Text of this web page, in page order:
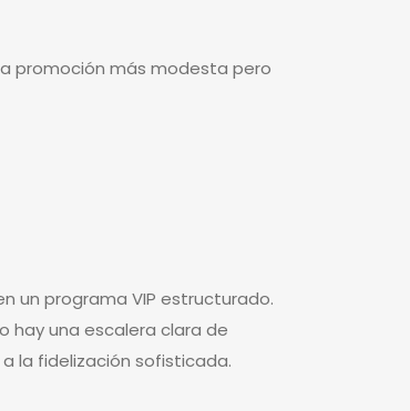
promoción más modesta pero
un programa VIP estructurado.
hay una escalera clara de
la fidelización sofisticada.